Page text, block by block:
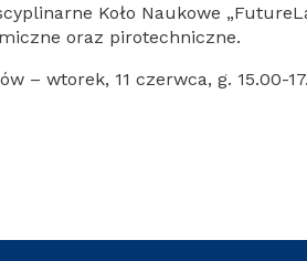
Koło Naukowe
oraz pirotechniczne.
– wtorek, 11 czerwca, g. 15.00-